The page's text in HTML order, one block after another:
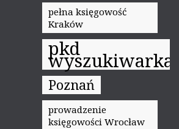
pełna księgowość
Kraków
pkd
wyszukiwarka
Poznań
prowadzenie
księgowości Wrocław